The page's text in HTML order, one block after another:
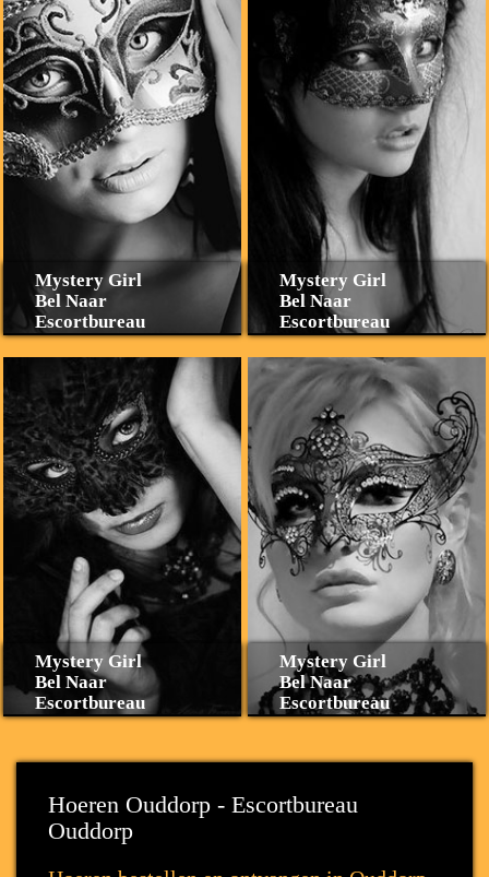
Mystery Girl
Bel Naar
Escortbureau
Mystery Girl
Bel Naar
Escortbureau
Mystery Girl
Bel Naar
Escortbureau
Mystery Girl
Bel Naar
Escortbureau
Hoeren Ouddorp - Escortbureau
Ouddorp